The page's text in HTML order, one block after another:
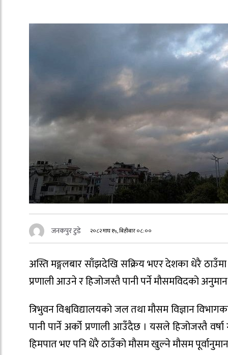
जनकपुर टुडे २०८२ माघ १५, बिहीबार ०८:००
अस्ति मङ्गलबार साँझदेखि सक्रिय भएर देशका धेरै ठाउँमा
प्रणाली आउने र हिजोजस्तै पानी पर्ने मौसमविदको
त्रिभुवन विश्वविद्यालयको जल तथा मौसम विज्ञान
पानी पार्ने अर्को प्रणाली आउँदैछ । यसले हिजोजस्तै
हिमपात भए पनि धेरै ठाउँको मौसम खुल्ने मौसम